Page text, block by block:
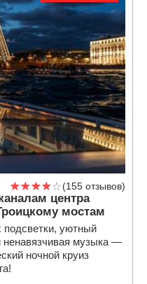
155 отзывов
центра
мостам
уютный
музыка —
ночной круиз